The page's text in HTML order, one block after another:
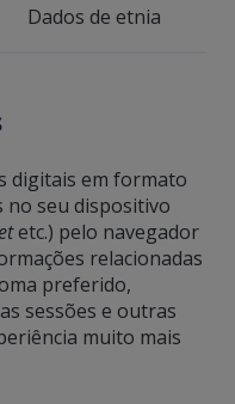
Dados de etnia
digitais em formato
no seu dispositivo
etc.) pelo navegador
relacionadas
preferido,
sessões e outras
muito mais